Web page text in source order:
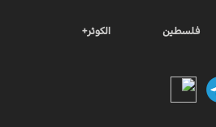
فلسطين الكوثر+